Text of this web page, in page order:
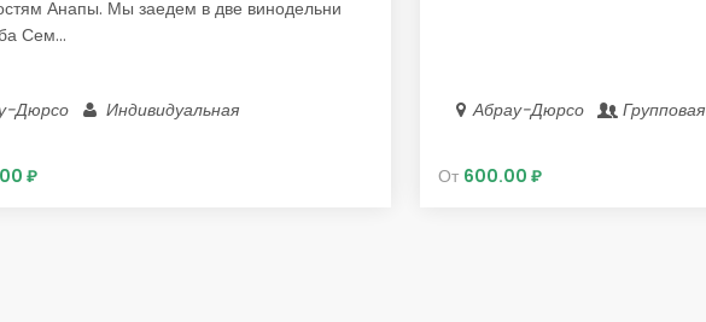
Анапы. Мы заедем в две винодельни
Сем...
Дюрсо Индивидуальная
₽
Абрау-Дюрсо Групповая
От 600.00 ₽